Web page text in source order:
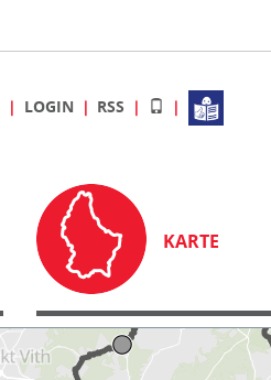
LOGIN RSS
KARTE